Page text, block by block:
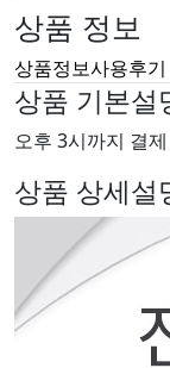
상품 정보
상품정보사용후기
상품 기본설
오후 3시까지 결
상품 상세설